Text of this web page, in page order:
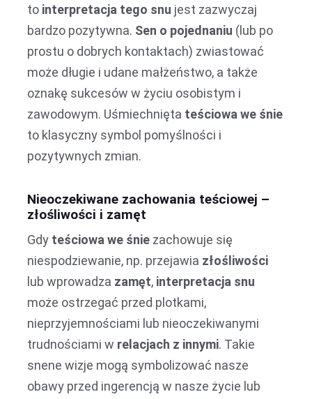
to interpretacja tego snu jest zazwyczaj
bardzo pozytywna. Sen o pojednaniu (lub po
prostu o dobrych kontaktach) zwiastować
może długie i udane małżeństwo, a także
oznakę sukcesów w życiu osobistym i
zawodowym. Uśmiechnięta teściowa we śnie
to klasyczny symbol pomyślności i
pozytywnych zmian.
Nieoczekiwane zachowania teściowej –
złośliwości i zamęt
Gdy teściowa we śnie zachowuje się
niespodziewanie, np. przejawia złośliwości
lub wprowadza zamęt, interpretacja snu
może ostrzegać przed plotkami,
nieprzyjemnościami lub nieoczekiwanymi
trudnościami w relacjach z innymi. Takie
snene wizje mogą symbolizować nasze
obawy przed ingerencją w nasze życie lub